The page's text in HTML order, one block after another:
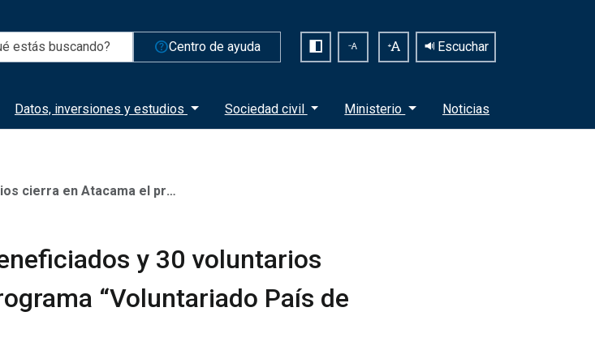
help_outlineCentro de ayuda Escuchar
Datos, inversiones y estudios Sociedad civil Ministerio Noticias
“Voluntariado País de Mayores”
y 30 voluntarios
“Voluntariado País de